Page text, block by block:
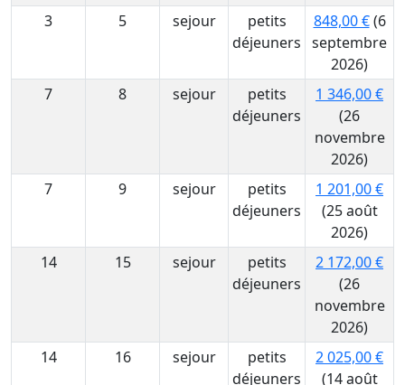
3
5 sejour
petits
déjeuners
848,00 €(6
septembre
2026)
7
8 sejour
petits
déjeuners
1 346,00 €
(26
novembre
2026)
7
9 sejour
petits
déjeuners
1 201,00 €
(25 août
2026)
14
15 sejour
petits
déjeuners
2 172,00 €
(26
novembre
2026)
14
16 sejour
petits
déjeuners
2 025,00 €
(14 août